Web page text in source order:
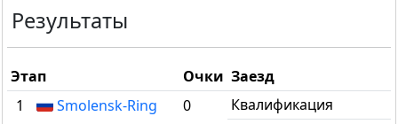
Результаты
Этап Очки Заезд
1
Smolensk-Ring 0
Квалификация